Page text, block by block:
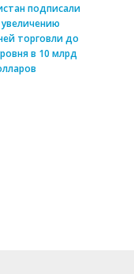
подписали
торговли до
в 10 млрд